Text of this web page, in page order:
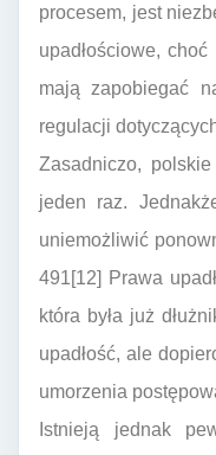
procesem, jest
upadłościowe,
mają zapobiegać
regulacji
Zasadniczo,
jeden raz.
uniemożliwić
491[12] Prawa
która była już
upadłość, ale
umorzenia
Istnieją jednak